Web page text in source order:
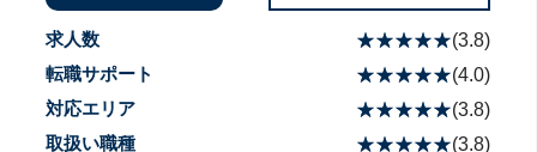
求人数 ☆☆☆☆☆
★★★★★(3.8)
転職サポート
☆☆☆☆☆
★★★★★(4.0)
対応エリア
☆☆☆☆☆
★★★★★(3.8)
取扱い職種
☆☆☆☆☆
★★★★★(3.8)